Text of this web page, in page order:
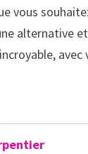
vous
alternative